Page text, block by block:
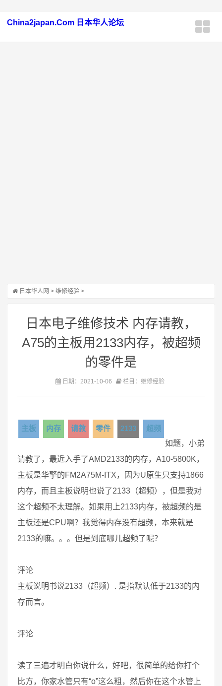
China2japan.Com 日本华人论坛
日本华人网 > 维修经验 >
日本电子维修技术 内存请教，
A75的主板用2133内存，被超频
的零件是
日期：2021-10-06 栏目：维修经验
主板 内存 请教 零件 2133
超频
如题，小弟
请教了，最近入手了AMD2133的内存，A10-5800K，
主板是华擎的FM2A75M-ITX，因为U原生只支持1866
内存，而且主板说明也说了2133（超频），但是我对
这个超频不太理解。如果用上2133内存，被超频的是
主板还是CPU啊？我觉得内存没有超频，本来就是
2133的嘛。。。但是到底哪儿超频了呢？
评论
主板说明书说2133（超频）. 是指默认低于2133的内
存而言。
评论
读了三遍才明白你说什么，好吧，很简单的给你打个
比方，你家水管只有“o”这么粗，然后你在这个水管上